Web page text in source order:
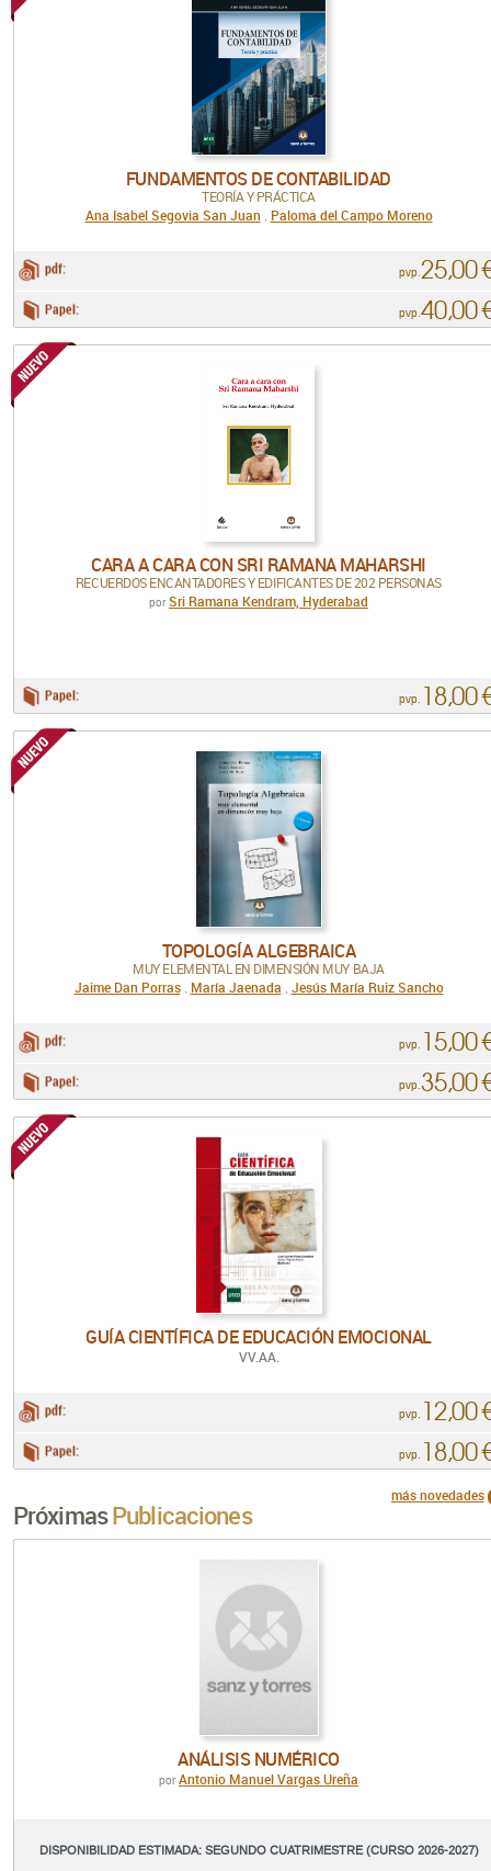
FUNDAMENTOS DE CONTABILIDAD
TEORÍA Y PRÁCTICA
Ana Isabel Segovia San Juan
Paloma del Campo Moreno
pdf: pvp. 25,00
Papel: pvp.40,00
CARA A CARA CON SRI RAMANA MAHARSHI
RECUERDOS ENCANTADORES Y EDIFICANTES DE 202 PERSONAS
por Sri Ramana Kendram, Hyderabad
Papel: pvp. 18,00
TOPOLOGÍA ALGEBRAICA
MUY ELEMENTAL EN DIMENSIÓN MUY BAJA
Jaime Dan Porras, María Jaenada Jesús María Ruiz Sancho
pdf: pvp. 15,00
Papel: pvp.35,00
GUÍA CIENTÍFICA DE EDUCACIÓN EMOCIONAL
VV.AA.
pdf: pvp. 12,00
Papel: pvp. 18,00
más novedades
PróximasPublicaciones
ANÁLISIS NUMÉRICO
por Antonio Manuel Vargas Ureña
DISPONIBILIDAD ESTIMADA: SEGUNDO CUATRIMESTRE (CURSO 2026-2027)